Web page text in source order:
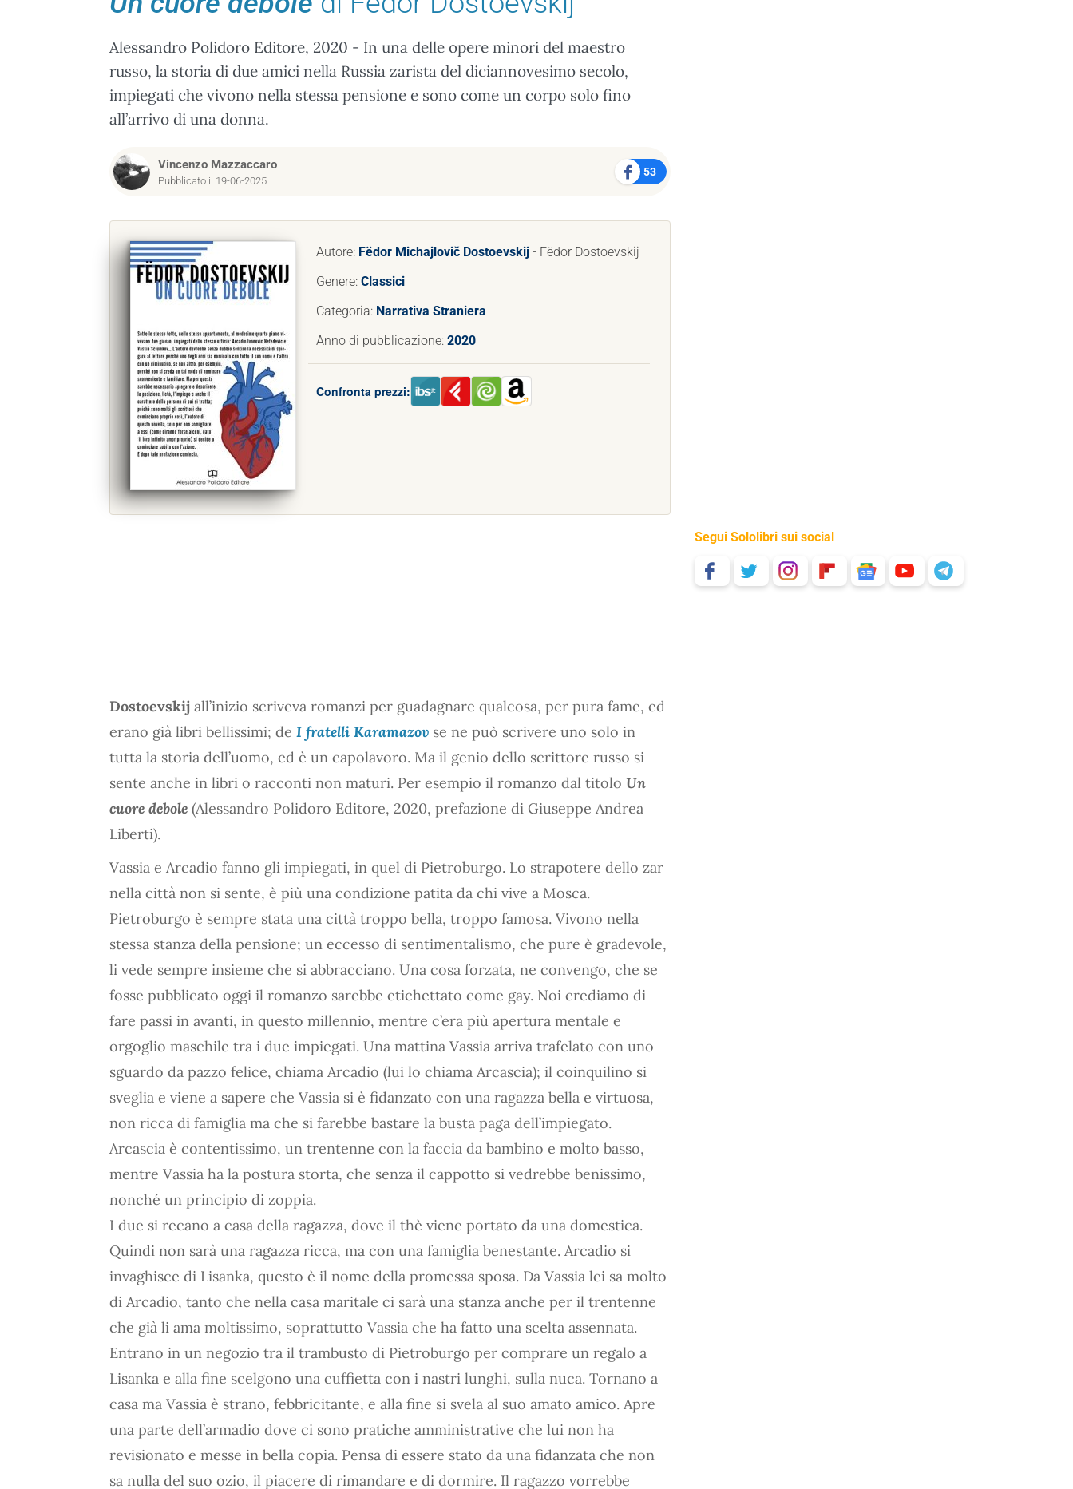
Alessandro Polidoro Editore, 2020 - In una delle opere minori del maestro
russo, la storia di due amici nella Russia zarista del diciannovesimo secolo,
impiegati che vivono nella stessa pensione e sono come un corpo solo fino
all’arrivo di una donna.
Vincenzo Mazzaccaro
Pubblicato il 19-06-2025
53
Autore: Fëdor Michajlovič Dostoevskij - Fëdor Dostoevskij
Genere: Classici
Categoria: Narrativa Straniera
Anno di pubblicazione: 2020
Confronta prezzi:
Dostoevskij all’inizio scriveva romanzi per guadagnare qualcosa, per pura fame, ed
erano già libri bellissimi; de I fratelli Karamazov se ne può scrivere uno solo in
tutta la storia dell’uomo, ed è un capolavoro. Ma il genio dello scrittore russo si
sente anche in libri o racconti non maturi. Per esempio il romanzo dal titolo Un
cuore debole (Alessandro Polidoro Editore, 2020, prefazione di Giuseppe Andrea
Liberti).
Vassia e Arcadio fanno gli impiegati, in quel di Pietroburgo. Lo strapotere dello zar
nella città non si sente, è più una condizione patita da chi vive a Mosca.
Pietroburgo è sempre stata una città troppo bella, troppo famosa. Vivono nella
stessa stanza della pensione; un eccesso di sentimentalismo, che pure è gradevole,
li vede sempre insieme che si abbracciano. Una cosa forzata, ne convengo, che se
fosse pubblicato oggi il romanzo sarebbe etichettato come gay. Noi crediamo di
fare passi in avanti, in questo millennio, mentre c’era più apertura mentale e
orgoglio maschile tra i due impiegati. Una mattina Vassia arriva trafelato con uno
sguardo da pazzo felice, chiama Arcadio (lui lo chiama Arcascia); il coinquilino si
sveglia e viene a sapere che Vassia si è fidanzato con una ragazza bella e virtuosa,
non ricca di famiglia ma che si farebbe bastare la busta paga dell’impiegato.
Arcascia è contentissimo, un trentenne con la faccia da bambino e molto basso,
mentre Vassia ha la postura storta, che senza il cappotto si vedrebbe benissimo,
nonché un principio di zoppia.
I due si recano a casa della ragazza, dove il thè viene portato da una domestica.
Quindi non sarà una ragazza ricca, ma con una famiglia benestante. Arcadio si
invaghisce di Lisanka, questo è il nome della promessa sposa. Da Vassia lei sa molto
di Arcadio, tanto che nella casa maritale ci sarà una stanza anche per il trentenne
che già li ama moltissimo, soprattutto Vassia che ha fatto una scelta assennata.
Entrano in un negozio tra il trambusto di Pietroburgo per comprare un regalo a
Lisanka e alla fine scelgono una cuffietta con i nastri lunghi, sulla nuca. Tornano a
casa ma Vassia è strano, febbricitante, e alla fine si svela al suo amato amico. Apre
una parte dell’armadio dove ci sono pratiche amministrative che lui non ha
revisionato e messe in bella copia. Pensa di essere stato da una fidanzata che non
sa nulla del suo ozio, il piacere di rimandare e di dormire. Il ragazzo vorrebbe
Segui Sololibri sui social